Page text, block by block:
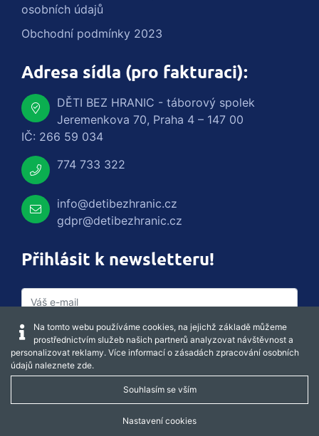
osobních údajů
Obchodní podmínky 2023
Adresa sídla (pro fakturaci):
DĚTI BEZ HRANIC - táborový spolek
Jeremenkova 70, Praha 4 – 147 00
IČ: 266 59 034
774 733 322
info@detibezhranic.cz
gdpr@detibezhranic.cz
Přihlásit k newsletteru!
Captcha obnovit
Na tomto webu používáme cookies, na jejichž základě můžeme
prostřednictvím služeb našich partnerů analyzovat návštěvnost a
personalizovat reklamy. Více informací o zásadách zpracování osobních
údajů naleznete zde.
Souhlasím se vším
Nastavení cookies